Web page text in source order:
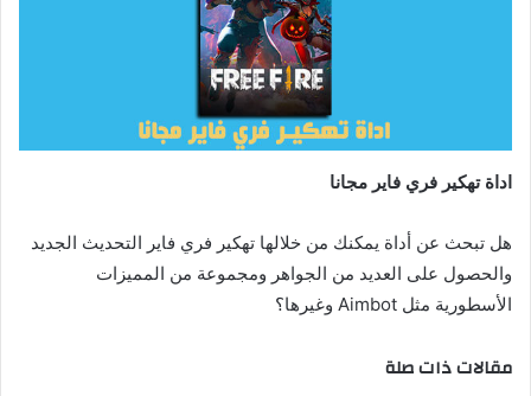
ر
ن
ا
اداة تهكير فري فاير مجانا
هل تبحث عن أداة يمكنك من خلالها تهكير فري فاير التحديث الجديد
والحصول على العديد من الجواهر ومجموعة من المميزات
الأسطورية مثل Aimbot وغيرها؟
مقالات ذات صلة